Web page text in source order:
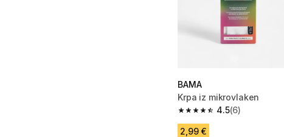
BAMA
Krpa iz mikrovlaken
4.5
4.5 od 5 zvezdic from 6
(6)
2,99 €